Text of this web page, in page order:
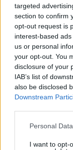
targeted
section to confirm
opt-out request is
interest-based
us or personal
your opt-out. You
disclosure of your
IAB’s list of
also be disclosed
Downstream
Please note that
not limited to your
Personal
I want to opt-
Ο δάσκαλος